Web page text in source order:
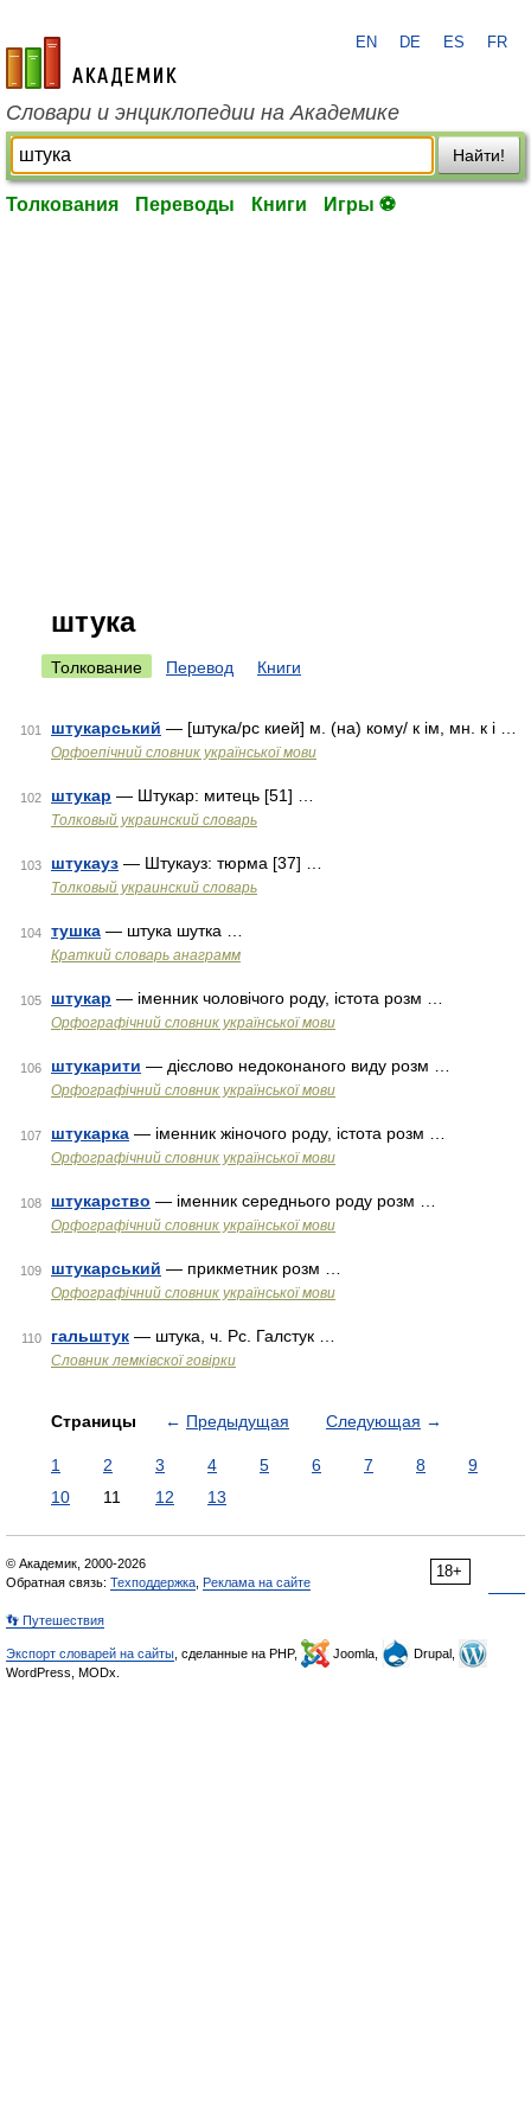
academic.ru
EN DE ES FR
Словари и энциклопедии на Академике
Найти!
Толкования Переводы Книги Игры ⚽
штука
Толкование Перевод Книги
101 штукарський — [штука/рс кией] м. (на) кому/ к ім, мн. к і …
Орфоепічний словник української мови
102 штукар — Штукар: митець [51] …
Толковый украинский словарь
103 штукауз — Штукауз: тюрма [37] …
Толковый украинский словарь
104 тушка — штука шутка …
Краткий словарь анаграмм
105 штукар — іменник чоловічого роду, істота розм …
Орфографічний словник української мови
106 штукарити — дієслово недоконаного виду розм …
Орфографічний словник української мови
107 штукарка — іменник жіночого роду, істота розм …
Орфографічний словник української мови
108 штукарство — іменник середнього роду розм …
Орфографічний словник української мови
109 штукарський — прикметник розм …
Орфографічний словник української мови
110 гальштук — штука, ч. Рс. Галстук …
Словник лемківскої говірки
Страницы ← Предыдущая Следующая →
1 2 3 4 5 6 7 8
9
10
11 12 13
18+
© Академик, 2000-2026
Обратная связь: Техподдержка Реклама на сайте
👣 Путешествия
Экспорт словарей на сайты , сделанные на PHP, Joomla,
Drupal,
WordPress, MODx.